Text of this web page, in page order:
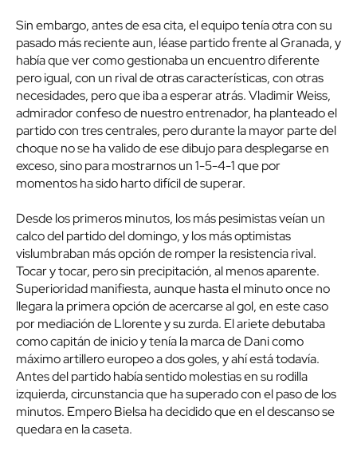
Sin embargo, antes de esa cita, el equipo tenía otra con su
pasado más reciente aun, léase partido frente al Granada, y
había que ver como gestionaba un encuentro diferente
pero igual, con un rival de otras características, con otras
necesidades, pero que iba a esperar atrás. Vladimir Weiss,
admirador confeso de nuestro entrenador, ha planteado el
partido con tres centrales, pero durante la mayor parte del
choque no se ha valido de ese dibujo para desplegarse en
exceso, sino para mostrarnos un 1-5-4-1 que por
momentos ha sido harto difícil de superar.
Desde los primeros minutos, los más pesimistas veían un
calco del partido del domingo, y los más optimistas
vislumbraban más opción de romper la resistencia rival.
Tocar y tocar, pero sin precipitación, al menos aparente.
Superioridad manifiesta, aunque hasta el minuto once no
llegara la primera opción de acercarse al gol, en este caso
por mediación de Llorente y su zurda. El ariete debutaba
como capitán de inicio y tenía la marca de Dani como
máximo artillero europeo a dos goles, y ahí está todavía.
Antes del partido había sentido molestias en su rodilla
izquierda, circunstancia que ha superado con el paso de los
minutos. Empero Bielsa ha decidido que en el descanso se
quedara en la caseta.